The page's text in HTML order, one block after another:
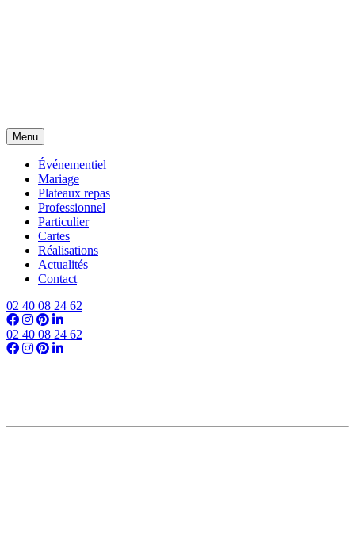
Menu
Événementiel
Mariage
Plateaux repas
Professionnel
Particulier
Cartes
Réalisations
Actualités
Contact
02 40 08 24 62
02 40 08 24 62